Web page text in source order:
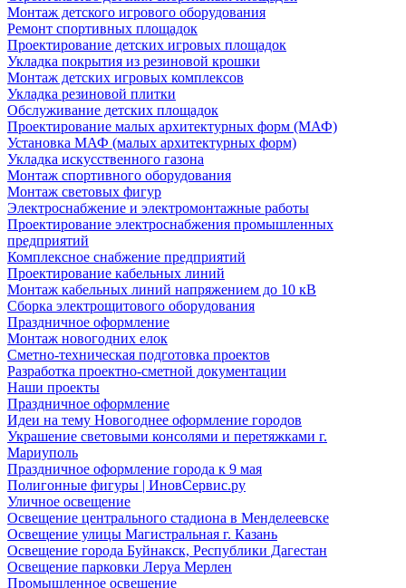
Монтаж детского игрового оборудования
Ремонт спортивных площадок
Проектирование детских игровых площадок
Укладка покрытия из резиновой крошки
Монтаж детских игровых комплексов
Укладка резиновой плитки
Обслуживание детских площадок
Проектирование малых архитектурных форм (МАФ)
Установка МАФ (малых архитектурных форм)
Укладка искусственного газона
Монтаж спортивного оборудования
Монтаж световых фигур
Электроснабжение и электромонтажные работы
Проектирование электроснабжения промышленных
предприятий
Комплексное снабжение предприятий
Проектирование кабельных линий
Монтаж кабельных линий напряжением до 10 кВ
Сборка электрощитового оборудования
Праздничное оформление
Монтаж новогодних елок
Сметно-техническая подготовка проектов
Разработка проектно-сметной документации
Наши проекты
Праздничное оформление
Идеи на тему Новогоднее оформление городов
Украшение световыми консолями и перетяжками г.
Мариуполь
Праздничное оформление города к 9 мая
Полигонные фигуры | ИновСервис.ру
Уличное освещение
Освещение центрального стадиона в Менделеевске
Освещение улицы Магистральная г. Казань
Освещение города Буйнакск, Республики Дагестан
Освещение парковки Леруа Мерлен
Промышленное освещение